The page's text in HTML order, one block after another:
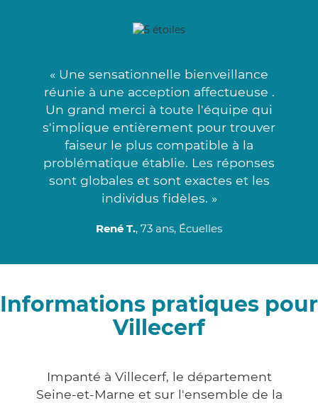
« Une sensationnelle bienveillance
réunie à une acception affectueuse .
Un grand merci à toute l'équipe qui
s'implique entièrement pour trouver
faiseur le plus compatible à la
problématique établie. Les réponses
sont globales et sont exactes et les
individus fidèles. »
René T., 73 ans, Écuelles
Informations pratiques pour
Villecerf
Impanté à Villecerf, le département
Seine-et-Marne et sur l'ensemble de la